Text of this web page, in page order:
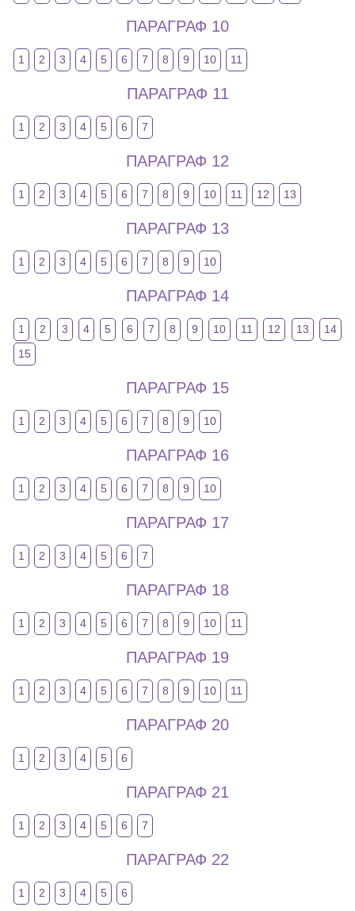
ПАРАГРАФ 10
1 2 3 4 5 6 7 8 9 10 11
ПАРАГРАФ 11
1 2 3 4 5 6 7
ПАРАГРАФ 12
1 2 3 4 5 6 7 8 9 10 11 12 13
ПАРАГРАФ 13
1 2 3 4 5 6 7 8 9 10
ПАРАГРАФ 14
1 2 3 4 5 6 7 8 9 10 11 12 13
14
15
ПАРАГРАФ 15
1 2 3 4 5 6 7 8 9 10
ПАРАГРАФ 16
1 2 3 4 5 6 7 8 9 10
ПАРАГРАФ 17
1 2 3 4 5 6 7
ПАРАГРАФ 18
1 2 3 4 5 6 7 8 9 10 11
ПАРАГРАФ 19
1 2 3 4 5 6 7 8 9 10 11
ПАРАГРАФ 20
1 2 3 4 5 6
ПАРАГРАФ 21
1 2 3 4 5 6 7
ПАРАГРАФ 22
1 2 3 4 5 6